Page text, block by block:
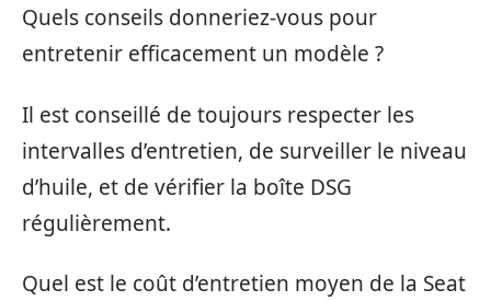
Quels conseils donneriez-vous pour
entretenir efficacement un modèle ?
Il est conseillé de toujours respecter les
intervalles d’entretien, de surveiller le niveau
d’huile, et de vérifier la boîte DSG
régulièrement.
Quel est le coût d’entretien moyen de la Seat